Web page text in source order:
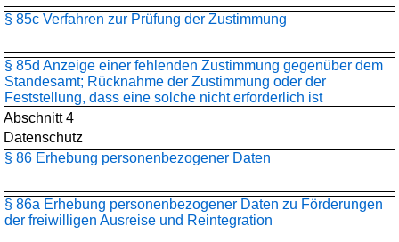
§ 85c Verfahren zur Prüfung der Zustimmung
§ 85d Anzeige einer fehlenden Zustimmung gegenüber dem
Standesamt; Rücknahme der Zustimmung oder der
Feststellung, dass eine solche nicht erforderlich ist
Abschnitt 4
Datenschutz
§ 86 Erhebung personenbezogener Daten
§ 86a Erhebung personenbezogener Daten zu Förderungen
der freiwilligen Ausreise und Reintegration